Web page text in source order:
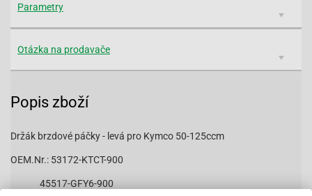
Parametry
Otázka na prodavače
Popis zboží
Držák brzdové páčky - levá pro Kymco 50-125ccm
OEM.Nr.: 53172-KTCT-900
45517-GFY6-900